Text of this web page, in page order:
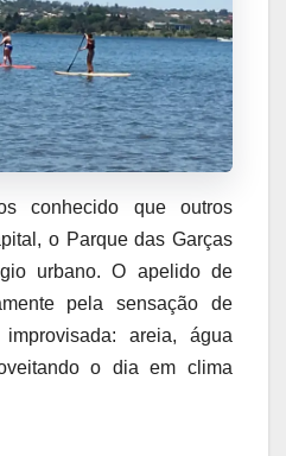
conhecido que outros
o Parque das Garças
urbano. O apelido de
pela sensação de
areia, água
o dia em clima